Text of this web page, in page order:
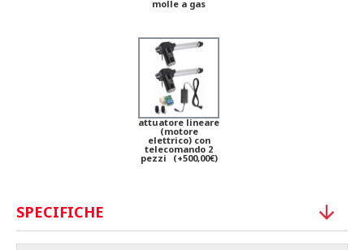
molle a gas
attuatore lineare
(motore
elettrico) con
telecomando 2
pezzi (+500,00€)
SPECIFICHE